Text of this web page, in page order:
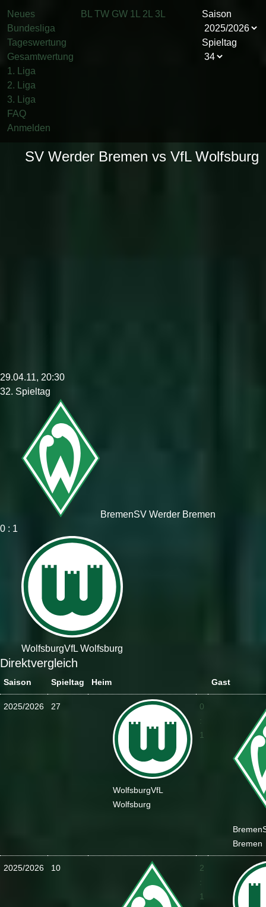
Neues
Bundesliga
Tageswertung
Gesamtwertung
1. Liga
2. Liga
3. Liga
FAQ
Anmelden
BL TW GW 1L 2L 3L Saison
Spieltag
SV Werder Bremen vs VfL Wolfsburg
29.04.11, 20:30
32. Spieltag
BremenSV Werder Bremen
0 : 1
WolfsburgVfL Wolfsburg
Direktvergleich
Saison Spieltag Heim Gast
2025/2026 27
WolfsburgVfL
Wolfsburg
0
:
1
Bremen
Bremen
2025/2026 10
2
:
1